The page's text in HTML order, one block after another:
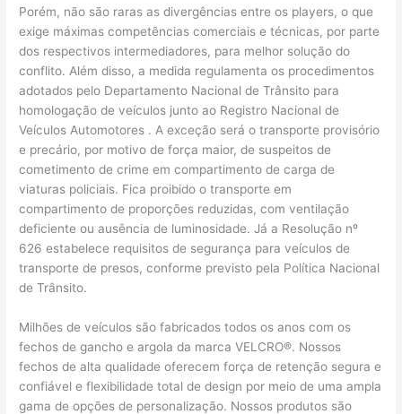
Porém, não são raras as divergências entre os players, o que
exige máximas competências comerciais e técnicas, por parte
dos respectivos intermediadores, para melhor solução do
conflito. Além disso, a medida regulamenta os procedimentos
adotados pelo Departamento Nacional de Trânsito para
homologação de veículos junto ao Registro Nacional de
Veículos Automotores . A exceção será o transporte provisório
e precário, por motivo de força maior, de suspeitos de
cometimento de crime em compartimento de carga de
viaturas policiais. Fica proibido o transporte em
compartimento de proporções reduzidas, com ventilação
deficiente ou ausência de luminosidade. Já a Resolução nº
626 estabelece requisitos de segurança para veículos de
transporte de presos, conforme previsto pela Política Nacional
de Trânsito.
Milhões de veículos são fabricados todos os anos com os
fechos de gancho e argola da marca VELCRO®. Nossos
fechos de alta qualidade oferecem força de retenção segura e
confiável e flexibilidade total de design por meio de uma ampla
gama de opções de personalização. Nossos produtos são